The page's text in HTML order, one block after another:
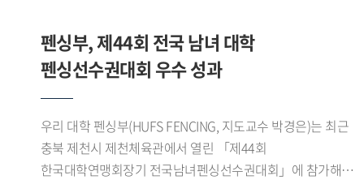
태국인 바이어들과 소통했던 경험도 특별했습니다. 우리
대학에서 공부하며 태국의 문화적 배경 지식을 쌓고 어학
수준을 높인 상태로 전시회에 참여해서인지 태국인 바이어들이
즐겁게 소통할 수 있었습니다. 전시회를 마칠 때는 제
개인번호를 물어볼 정도로 친해졌습니다. 한국외대를 통해
제가 성장했음을 실감한 순간이었습니다. - 이번 활동이
진로설정에 어떤 영향을 줬을지 궁금합니다.GTEP 활동을 통해
용인시정연구원 등 분야별 전문가들의 검토와 자문을 바탕으로
정책의 타당성과 실현 가능성을 높였다.이번 공모전에서는
정책의 창의성, 타당성, 효과성, 실현 가능성 등을 종합적으로
현안에 접목하고, 실제 행정 현장에 적용할 수 있는 구체적인
실행 방안을 제시해 우수한 평가를 받았다.이번 성과는 우리
대학 학생들이 지역사회의 문화, 복지, 관광 문제를 청년의
펜싱부, 제44회 전국 남녀 대학
펜싱선수권대회 우수 성과
우리 대학 펜싱부(HUFS FENCING, 지도교수 박경은)는 최근
충북 제천시 제천체육관에서 열린 「제44회
한국대학연맹회장기 전국남녀펜싱선수권대회」에 참가해